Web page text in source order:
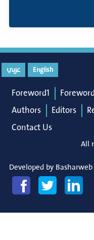
English عربي
Foreword1
Authors
Editors
Contact Us
All
Developed by Basharweb